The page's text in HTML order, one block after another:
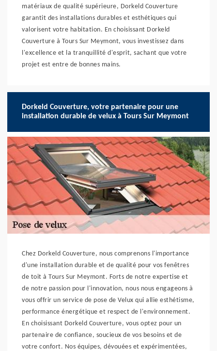
matériaux de qualité supérieure, Dorkeld Couverture
garantit des installations durables et esthétiques qui
valorisent votre habitation. En choisissant Dorkeld
Couverture à Tours Sur Meymont, vous investissez dans
l'excellence et la tranquillité d'esprit, sachant que votre
projet est entre de bonnes mains.
Dorkeld Couverture, votre partenaire pour une
installation durable de velux à Tours Sur Meymont
Chez Dorkeld Couverture, nous comprenons l'importance
d'une installation durable et de qualité pour vos fenêtres
de toit à Tours Sur Meymont. Forts de notre expertise et
de notre passion pour l'innovation, nous nous engageons à
vous offrir un service de pose de Velux qui allie esthétisme,
performance énergétique et respect de l'environnement.
En choisissant Dorkeld Couverture, vous optez pour un
partenaire de confiance, soucieux de vos besoins et de
votre confort. Nos équipes, dévouées et expérimentées,